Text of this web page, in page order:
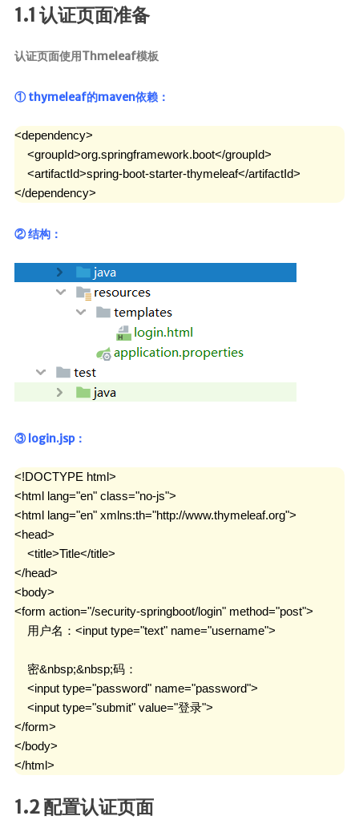
1.1 认证页面准备
认证页面使用Thmeleaf模板
① thymeleaf的maven依赖：
<dependency>
    <groupId>org.springframework.boot</groupId>
    <artifactId>spring-boot-starter-thymeleaf</artifactId>
</dependency>
② 结构：
③ login.jsp：
<!DOCTYPE html>
<html lang="en" class="no-js">
<html lang="en" xmlns:th="http://www.thymeleaf.org">
<head>
    <title>Title</title>
</head>
<body>
<form action="/security-springboot/login" method="post">
    用户名：<input type="text" name="username">
    密&nbsp;&nbsp;码：
    <input type="password" name="password">
    <input type="submit" value="登录">
</form>
</body>
</html>
1.2 配置认证页面
JavaScript
Android
核心组件
UI视图动画
代码简洁工
具
Commons
MapStruct
微服务
Netty
Dubbo
SpringCloudAlibaba
Redis
Mysql
Nginx